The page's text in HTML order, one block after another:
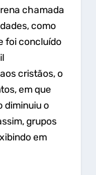
chamada
como
foi concluído
cristãos, o
em que
diminuiu o
grupos
em